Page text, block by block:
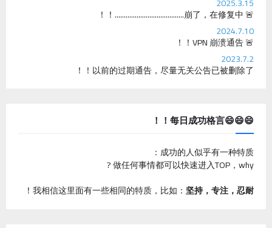
🚨 崩了，在修复中......................................！！
2024.7.10
🚨 VPN 崩溃通告！！
2023.7.2
以前的过期通告，尽量无关公告已被删除了！！
😄😄😄每日成功格言！！
成功的人似乎有一种特质：
做任何事情都可以快速进入TOP，why ?
我相信这里面有一些相同的特质，比如： 坚持，专注，忍耐
！